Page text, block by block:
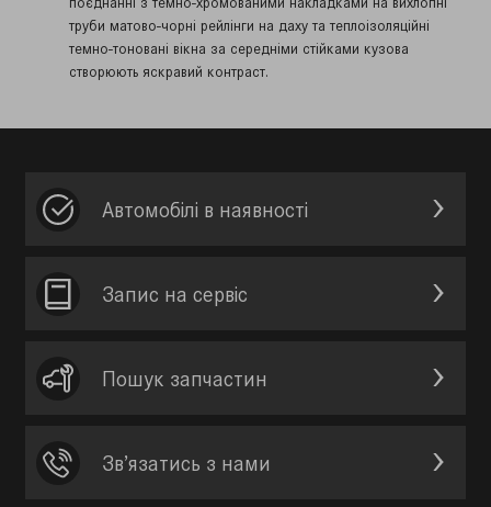
труби матово-чорні рейлінги на даху та теплоізоляційні
темно-тоновані вікна за середніми стійками кузова
створюють яскравий контраст.
Автомобілі в наявності
Запис на сервic
Пошук запчастин
Зв’язатись з нами